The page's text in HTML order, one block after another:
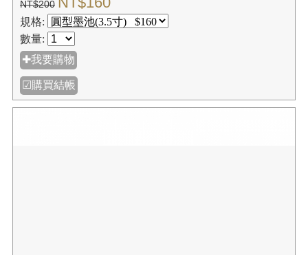
NT$200
規格:
數量:
✚我要購物
☑購買結帳